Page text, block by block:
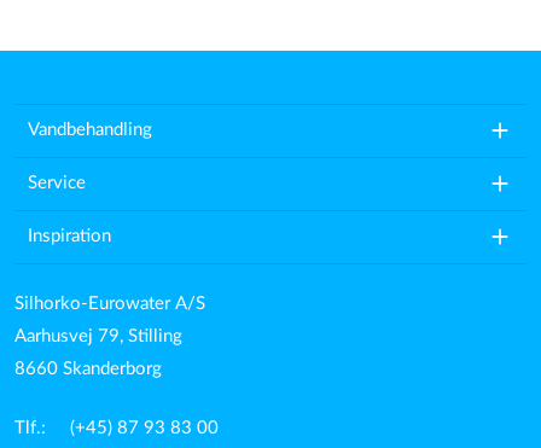
Vandbehandling add
Service add
Inspiration add
Silhorko-Eurowater A/S
Aarhusvej 79, Stilling
8660 Skanderborg
Tlf.: (+45) 87 93 83 00